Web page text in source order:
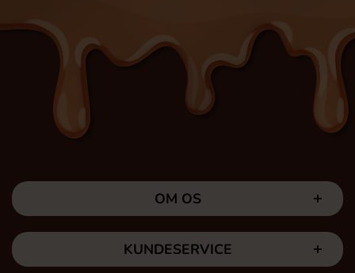
OM OS
KUNDESERVICE